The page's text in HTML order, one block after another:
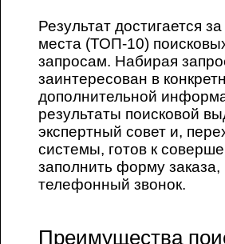
Результат достигается
места (ТОП-10)
запросам. Набирая
заинтересован в
дополнительной
результаты поисковой
экспертный совет и,
системы, готов к
заполнить форму
телефонный звонок.
Преимущества